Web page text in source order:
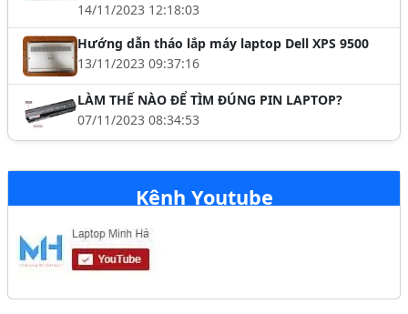
14/11/2023 12:18:03
Hướng dẫn tháo lắp máy laptop Dell XPS 9500
13/11/2023 09:37:16
LÀM THẾ NÀO ĐỂ TÌM ĐÚNG PIN LAPTOP?
07/11/2023 08:34:53
Kênh Youtube